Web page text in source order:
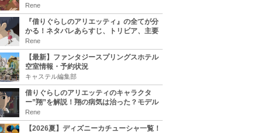
な住処は？翔の病気は治る？
Rene
『借りぐらしのアリエッティ』の全てが分
かる！ネタバレあらすじ、トリビア、主要
キャラまとめ！
Rene
【最新】ファンタジースプリングスホテル
空室情報・予約状況
キャステル編集部
借りぐらしのアリエッティのキャラクタ
ー”翔”を解説！翔の病気は治った？モデル
は誰？
Rene
【2026夏】ディズニーカチューシャ一覧！